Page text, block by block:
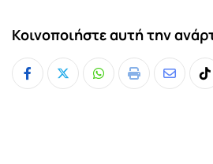
Κοινοποιήστε αυτή την
Whatsapp
Print
Share